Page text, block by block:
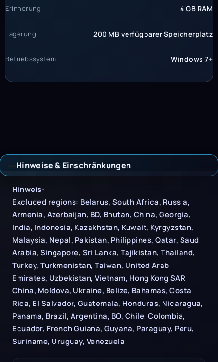
Erinnerung 4 GB RAM
Lagerung 200 MB verfügbarer Speicherplatz
Betriebssystem Windows 7+
Hinweise & Einschränkungen
Hinweise &
Hinweis:
Excluded regions: Belarus, South Africa, Russia,
Armenia, Azerbaijan, BD, Bhutan, China, Georgia,
India, Indonesia, Kazakhstan, Kuwait, Kyrgyzstan,
Malaysia, Nepal, Pakistan, Philippines, Qatar, Saudi
Arabia, Singapore, Sri Lanka, Tajikistan, Thailand,
Turkey, Turkmenistan, Taiwan, United Arab
Emirates, Uzbekistan, Vietnam, Hong Kong SAR
China, Moldova, Ukraine, Belize, Bahamas, Costa
Rica, El Salvador, Guatemala, Honduras, Nicaragua,
Panama, Brazil, Argentina, BO, Chile, Colombia,
Ecuador, French Guiana, Guyana, Paraguay, Peru,
Suriname, Uruguay, Venezuela